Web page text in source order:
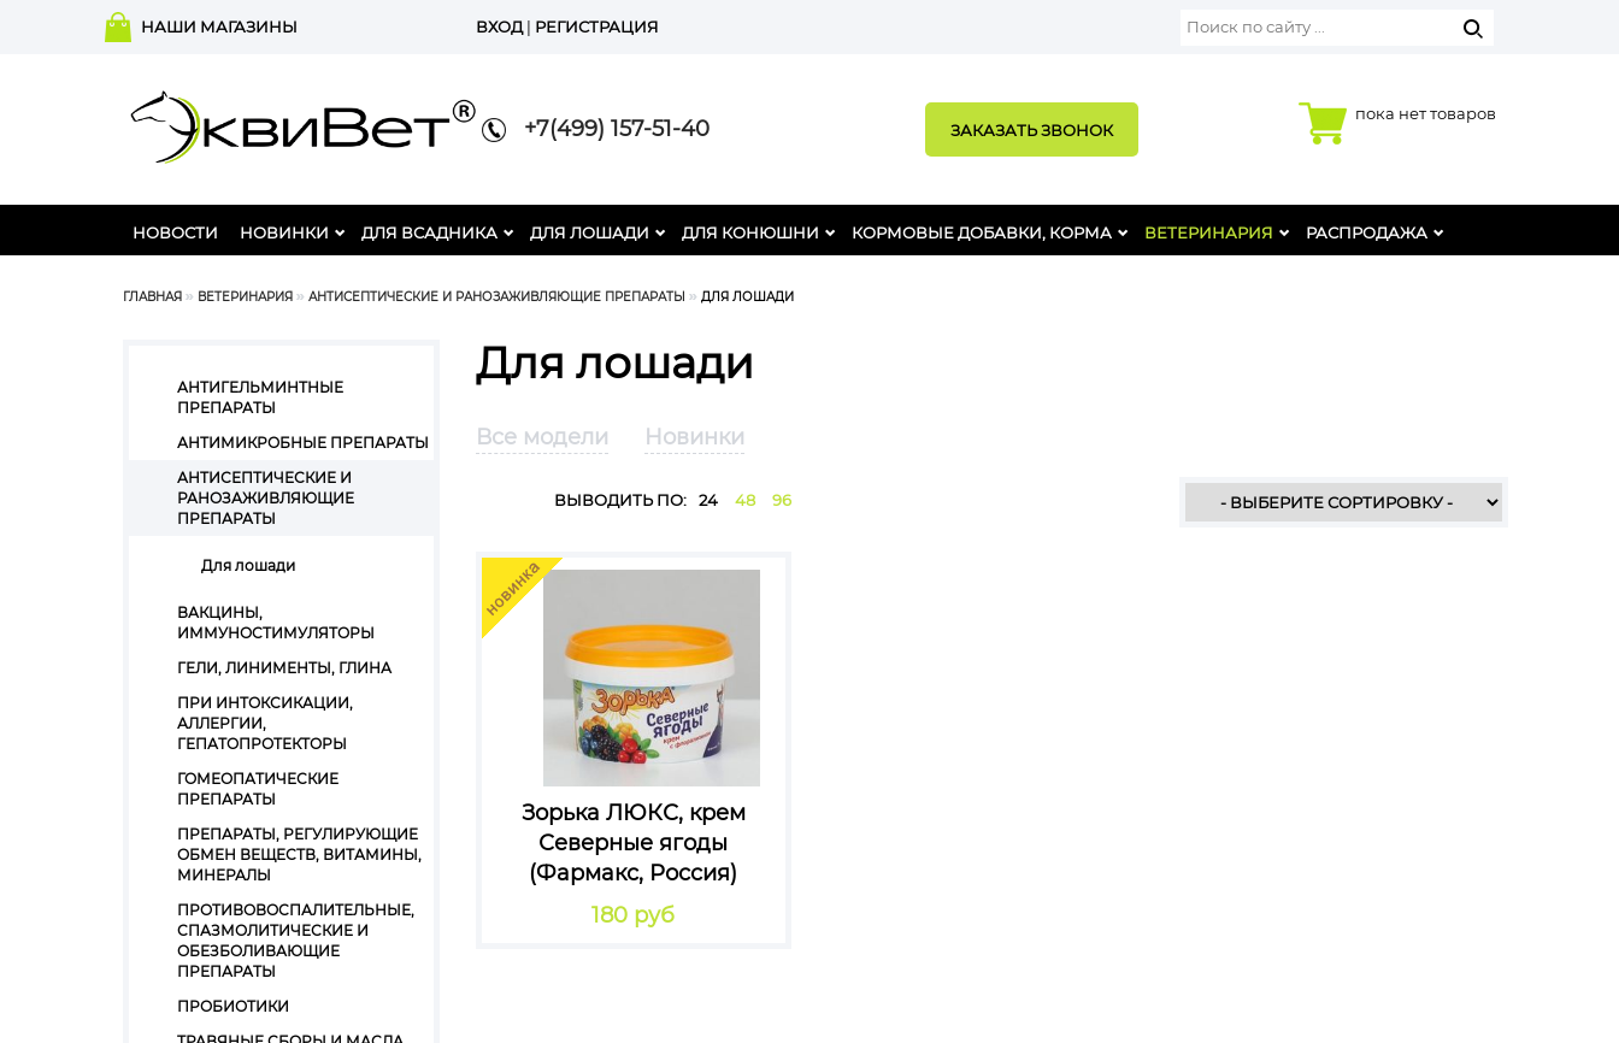
НАШИ МАГАЗИНЫ ВХОД| РЕГИСТРАЦИЯ
+7(499) 157-51-40 ЗАКАЗАТЬ ЗВОНОК
пока нет товаров
НОВОСТИ НОВИНКИ ДЛЯ ВСАДНИКА ДЛЯ ЛОШАДИ ДЛЯ КОНЮШНИ КОРМОВЫЕ ДОБАВКИ, КОРМА ВЕТЕРИНАРИЯ РАСПРОДАЖА
ГЛАВНАЯ ВЕТЕРИНАРИЯ АНТИСЕПТИЧЕСКИЕ И РАНОЗАЖИВЛЯЮЩИЕ ПРЕПАРАТЫ ДЛЯ ЛОШАДИ
АНТИГЕЛЬМИНТНЫЕ
ПРЕПАРАТЫ
АНТИМИКРОБНЫЕ ПРЕПАРАТЫ
АНТИСЕПТИЧЕСКИЕ И
РАНОЗАЖИВЛЯЮЩИЕ
ПРЕПАРАТЫ
Для лошади
ВАКЦИНЫ,
ИММУНОСТИМУЛЯТОРЫ
ГЕЛИ, ЛИНИМЕНТЫ, ГЛИНА
ПРИ ИНТОКСИКАЦИИ,
АЛЛЕРГИИ,
ГЕПАТОПРОТЕКТОРЫ
ГОМЕОПАТИЧЕСКИЕ
ПРЕПАРАТЫ
ПРЕПАРАТЫ, РЕГУЛИРУЮЩИЕ
ОБМЕН ВЕЩЕСТВ, ВИТАМИНЫ,
МИНЕРАЛЫ
ПРОТИВОВОСПАЛИТЕЛЬНЫЕ,
СПАЗМОЛИТИЧЕСКИЕ И
ОБЕЗБОЛИВАЮЩИЕ
ПРЕПАРАТЫ
ПРОБИОТИКИ
Для лошади
Все модели Новинки
ВЫВОДИТЬ ПО: 24 48 96
Зорька ЛЮКС, крем
Северные ягоды
(Фармакс, Россия)
180 руб